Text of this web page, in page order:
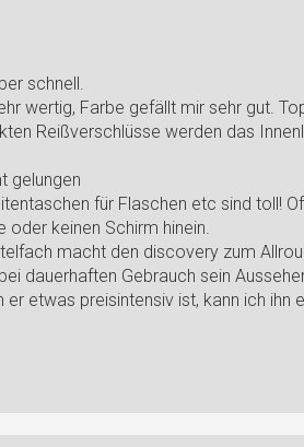
schnell.
wertig, Farbe gefällt mir sehr gut.
Reißverschlüsse werden das
gelungen
für Flaschen etc sind toll!
oder keinen Schirm hinein.
macht den discovery zum
dauerhaften Gebrauch sein
er etwas preisintensiv ist, kann ich ihn